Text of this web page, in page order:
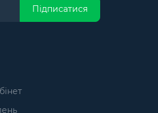
Підписатися